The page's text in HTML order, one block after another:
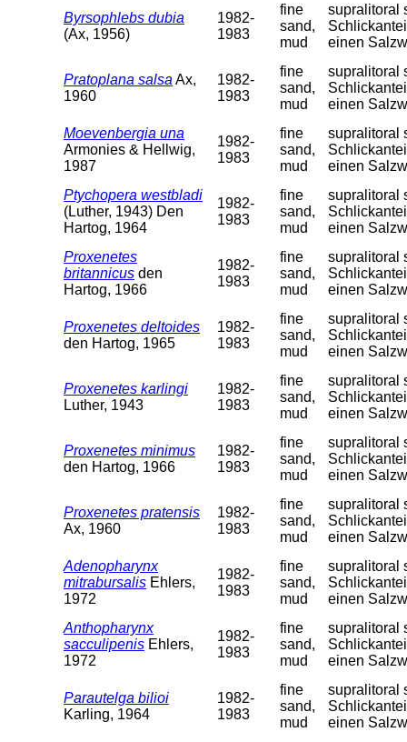
Byrsophlebs dubia
(Ax, 1956)
1982-
1983
fine
sand,
mud
supralitoral
einen
Pratoplana salsa Ax,
1960
1982-
1983
fine
sand,
mud
supralitoral
einen
Moevenbergia una
Armonies & Hellwig,
1987
1982-
1983
fine
sand,
mud
supralitoral
einen
Ptychopera westbladi
(Luther, 1943) Den
Hartog, 1964
1982-
1983
fine
sand,
mud
supralitoral
einen
Proxenetes
britannicus den
Hartog, 1966
1982-
1983
fine
sand,
mud
supralitoral
einen
Proxenetes deltoides
den Hartog, 1965
1982-
1983
fine
sand,
mud
supralitoral
einen
Proxenetes karlingi
Luther, 1943
1982-
1983
fine
sand,
mud
supralitoral
einen
Proxenetes minimus
den Hartog, 1966
1982-
1983
fine
sand,
mud
supralitoral
einen
Proxenetes pratensis
Ax, 1960
1982-
1983
fine
sand,
mud
supralitoral
einen
Adenopharynx
mitrabursalis Ehlers,
1972
1982-
1983
fine
sand,
mud
supralitoral
einen
Anthopharynx
sacculipenis Ehlers,
1972
1982-
1983
fine
sand,
mud
supralitoral
einen
Parautelga bilioi
Karling, 1964
1982-
1983
fine
sand,
mud
supralitoral
einen